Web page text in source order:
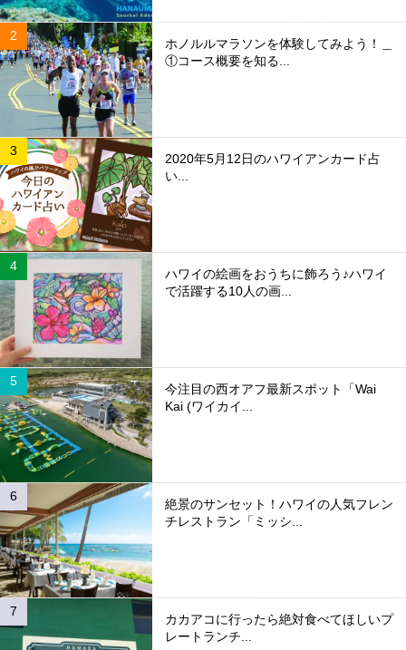
ホノルルマラソンを体験してみよう！＿
①コース概要を知る...
2020年5月12日のハワイアンカード占
い...
ハワイの絵画をおうちに飾ろう♪ハワイ
で活躍する10人の画...
今注目の西オアフ最新スポット「Wai
Kai (ワイカイ...
絶景のサンセット！ハワイの人気フレン
チレストラン「ミッシ...
カカアコに行ったら絶対食べてほしいプ
レートランチ...